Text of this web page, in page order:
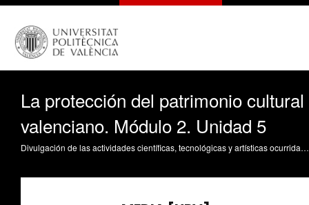
La protección del patrimonio cultural
valenciano. Módulo 2. Unidad 5
Divulgación de las actividades científicas, tecnológicas y artísticas ocurridas en los tres campus de la UPV